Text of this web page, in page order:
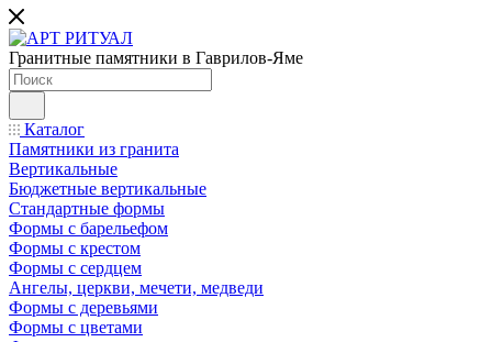
Гранитные памятники в Гаврилов-Яме
Каталог
Памятники из гранита
Вертикальные
Бюджетные вертикальные
Стандартные формы
Формы с барельефом
Формы с крестом
Формы с сердцем
Ангелы, церкви, мечети, медведи
Формы с деревьями
Формы с цветами